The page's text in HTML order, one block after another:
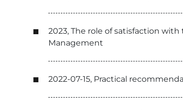
2023, The role of satisfaction
Management
2022-07-15, Practical